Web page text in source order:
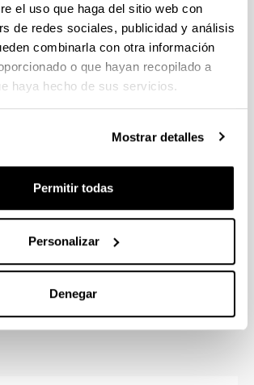
el uso que haga del sitio web con
de redes sociales, publicidad y análisis
combinarla con otra información
o que hayan recopilado a
haya hecho de sus servicios.
Mostrar detalles
Permitir todas
Personalizar
Denegar
formativos
de méritos
ventana)
y matrícula
ventana)
ventana)